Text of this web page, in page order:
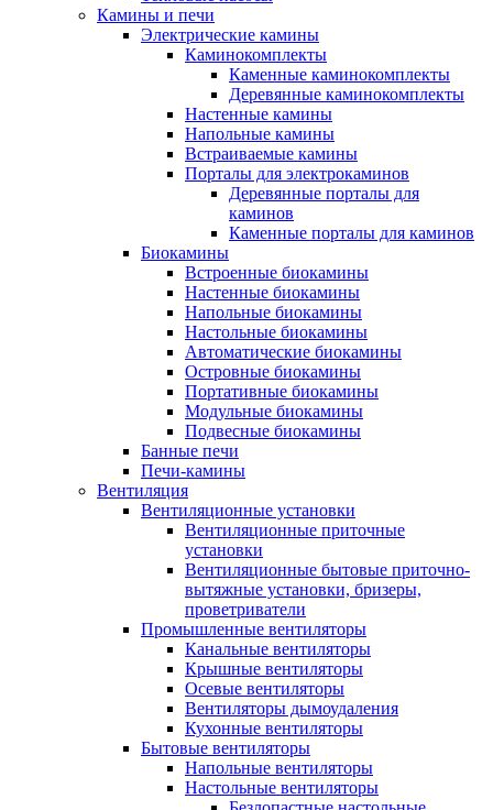
Камины и печи
Электрические камины
Каминокомплекты
Каменные каминокомплекты
Деревянные каминокомплекты
Настенные камины
Напольные камины
Встраиваемые камины
Порталы для электрокаминов
Деревянные порталы для
каминов
Каменные порталы для каминов
Биокамины
Встроенные биокамины
Настенные биокамины
Напольные биокамины
Настольные биокамины
Автоматические биокамины
Островные биокамины
Портативные биокамины
Модульные биокамины
Подвесные биокамины
Банные печи
Печи-камины
Вентиляция
Вентиляционные установки
Вентиляционные приточные
установки
Вентиляционные бытовые приточно-
вытяжные установки, бризеры,
проветриватели
Промышленные вентиляторы
Канальные вентиляторы
Крышные вентиляторы
Осевые вентиляторы
Вентиляторы дымоудаления
Кухонные вентиляторы
Бытовые вентиляторы
Напольные вентиляторы
Настольные вентиляторы